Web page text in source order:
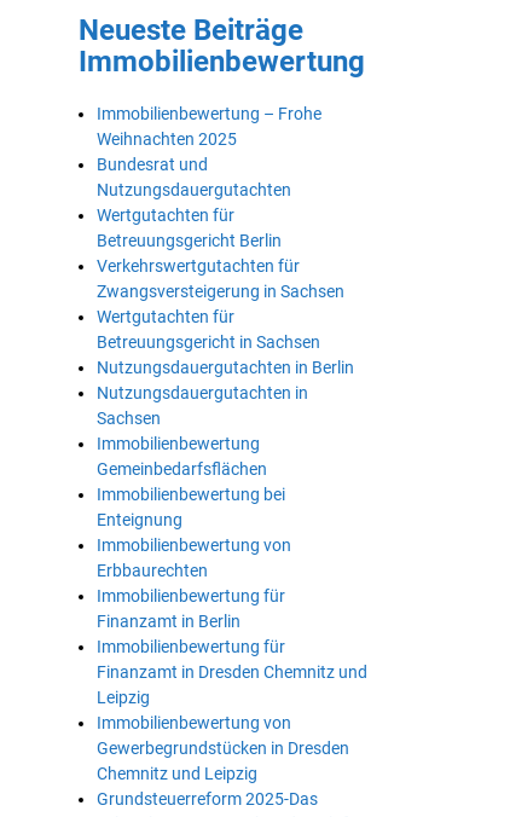
Neueste Beiträge
Immobilienbewertung
Immobilienbewertung – Frohe
Weihnachten 2025
Bundesrat und
Nutzungsdauergutachten
Wertgutachten für
Betreuungsgericht Berlin
Verkehrswertgutachten für
Zwangsversteigerung in Sachsen
Wertgutachten für
Betreuungsgericht in Sachsen
Nutzungsdauergutachten in Berlin
Nutzungsdauergutachten in
Sachsen
Immobilienbewertung
Gemeinbedarfsflächen
Immobilienbewertung bei
Enteignung
Immobilienbewertung von
Erbbaurechten
Immobilienbewertung für
Finanzamt in Berlin
Immobilienbewertung für
Finanzamt in Dresden Chemnitz und
Leipzig
Immobilienbewertung von
Gewerbegrundstücken in Dresden
Chemnitz und Leipzig
Grundsteuerreform 2025-Das